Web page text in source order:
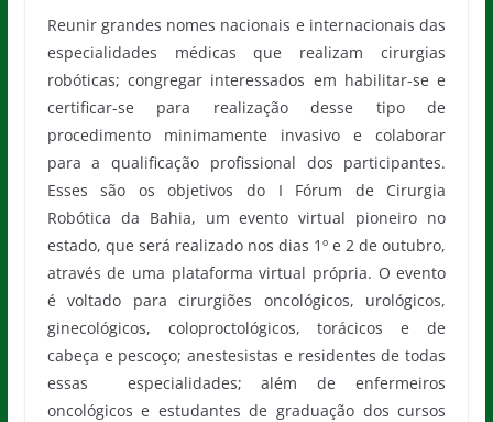
Reunir grandes nomes nacionais e internacionais das
especialidades médicas que realizam cirurgias
robóticas; congregar interessados em habilitar-se e
certificar-se para realização desse tipo de
procedimento minimamente invasivo e colaborar
para a qualificação profissional dos participantes.
Esses são os objetivos do I Fórum de Cirurgia
Robótica da Bahia, um evento virtual pioneiro no
estado, que será realizado nos dias 1º e 2 de outubro,
através de uma plataforma virtual própria. O evento
é voltado para cirurgiões oncológicos, urológicos,
ginecológicos, coloproctológicos, torácicos e de
cabeça e pescoço; anestesistas e residentes de todas
essas especialidades; além de enfermeiros
oncológicos e estudantes de graduação dos cursos